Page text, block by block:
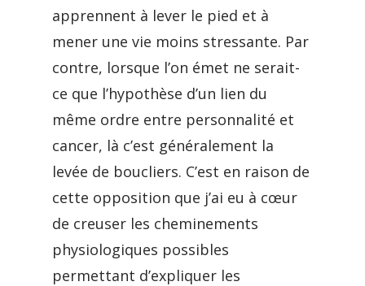
apprennent à lever le pied et à
mener une vie moins stressante. Par
contre, lorsque l’on émet ne serait-
ce que l’hypothèse d’un lien du
même ordre entre personnalité et
cancer, là c’est généralement la
levée de boucliers. C’est en raison de
cette opposition que j’ai eu à cœur
de creuser les cheminements
physiologiques possibles
permettant d’expliquer les